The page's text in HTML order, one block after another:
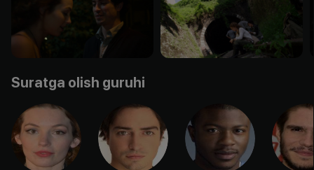
Suratga olish guruhi